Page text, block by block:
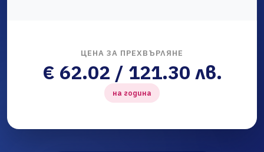
ЦЕНА ЗА ПРЕХВЪРЛЯНЕ
€ 62.02 / 121.30 лв.
на година